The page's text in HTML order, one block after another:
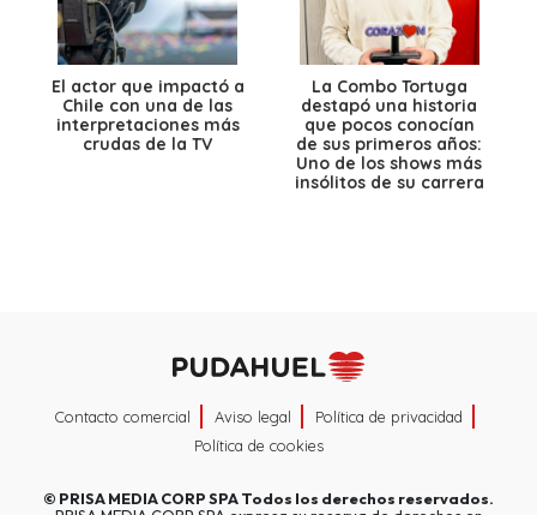
El actor que impactó a
Chile con una de las
interpretaciones más
crudas de la TV
La Combo Tortuga
destapó una historia
que pocos conocían
de sus primeros años:
Uno de los shows más
insólitos de su carrera
Contacto comercial Aviso legal
Política de privacidad
Política de cookies
© PRISA MEDIA CORP SPATodos los derechos reservados.